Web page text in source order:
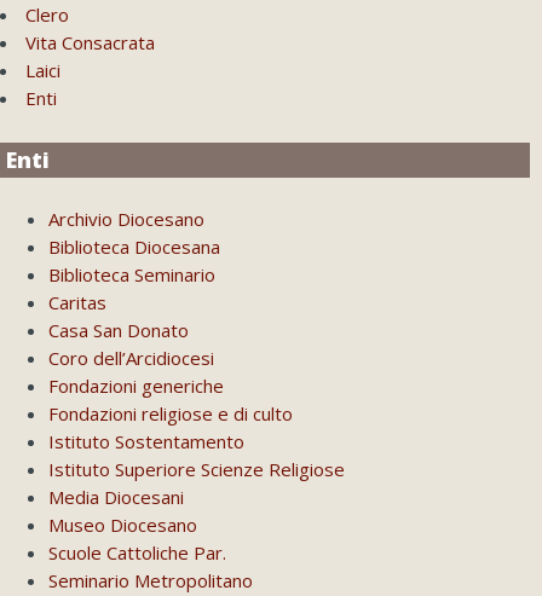
Clero
Vita Consacrata
Laici
Enti
Enti
Archivio Diocesano
Biblioteca Diocesana
Biblioteca Seminario
Caritas
Casa San Donato
Coro dell’Arcidiocesi
Fondazioni generiche
Fondazioni religiose e di culto
Istituto Sostentamento
Istituto Superiore Scienze Religiose
Media Diocesani
Museo Diocesano
Scuole Cattoliche Par.
Seminario Metropolitano